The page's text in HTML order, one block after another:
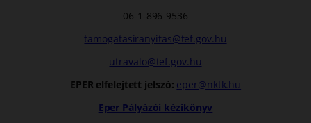
06-1-896-9536
tamogatasiranyitas@tef.gov.hu
utravalo@tef.gov.hu
EPER elfelejtett jelszó: eper@nktk.hu
Eper Pályázói kézikönyv